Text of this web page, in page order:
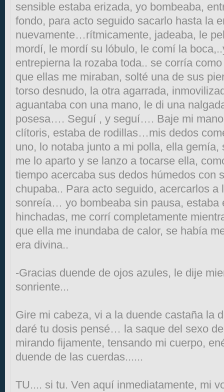
sensible estaba erizada, yo bombeaba,
fondo, para acto seguido sacarlo hasta la
nuevamente…rítmicamente, jadeaba, le
mordí, le mordí su lóbulo, le comí la
entrepierna la rozaba toda.. se corría
que ellas me miraban, solté una de sus
torso desnudo, la otra agarrada,
aguantaba con una mano, le di una
posesa…. Seguí , y seguí…. Baje mi
clítoris, estaba de rodillas…mis dedos
uno, lo notaba junto a mi polla, ella
me lo aparto y se lanzo a tocarse ella,
tiempo acercaba sus dedos húmedos con
chupaba.. Para acto seguido, acercarlos
sonreía… yo bombeaba sin pausa, estaba
hinchadas, me corrí completamente
que ella me inundaba de calor, se había
era divina..
-Gracias duende de ojos azules, le dije
sonriente...
Gire mi cabeza, vi a la duende castaña la
daré tu dosis pensé… la saque del sexo
mirando fijamente, tensando mi cuerpo,
duende de las cuerdas......
TU.... si tu. Ven aquí inmediatamente, mi